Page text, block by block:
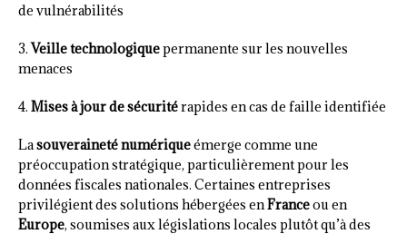
de vulnérabilités
3.Veille technologiquepermanente sur les nouvelles
menaces
4. Mises à jour de sécuritérapides en cas de faille identifiée
Lasouveraineté numériqueémerge comme une
préoccupation stratégique, particulièrement pour les
données fiscales nationales. Certaines entreprises
privilégient des solutions hébergées enFranceou en
Europe, soumises aux législations locales plutôt qu’à des